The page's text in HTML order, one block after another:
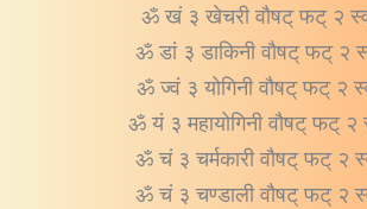
ॐ खं ३ खेचरी वौषट् फट् २
ॐ डां ३ डाकिनी वौषट् फट् २
ॐ ज्वं ३ योगिनी वौषट् फट् २
ॐ यं ३ महायोगिनी वौषट् फट् २
ॐ चं ३ चर्मकारी वौषट् फट् २
ॐ चं ३ चण्डाली वौषट् फट् २